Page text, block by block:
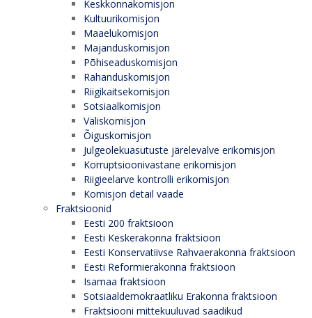
Keskkonnakomisjon
Kultuurikomisjon
Maaelukomisjon
Majanduskomisjon
Põhiseaduskomisjon
Rahanduskomisjon
Riigikaitsekomisjon
Sotsiaalkomisjon
Väliskomisjon
Õiguskomisjon
Julgeolekuasutuste järelevalve erikomisjon
Korruptsioonivastane erikomisjon
Riigieelarve kontrolli erikomisjon
Komisjon detail vaade
Fraktsioonid
Eesti 200 fraktsioon
Eesti Keskerakonna fraktsioon
Eesti Konservatiivse Rahvaerakonna fraktsioon
Eesti Reformierakonna fraktsioon
Isamaa fraktsioon
Sotsiaaldemokraatliku Erakonna fraktsioon
Fraktsiooni mittekuuluvad saadikud